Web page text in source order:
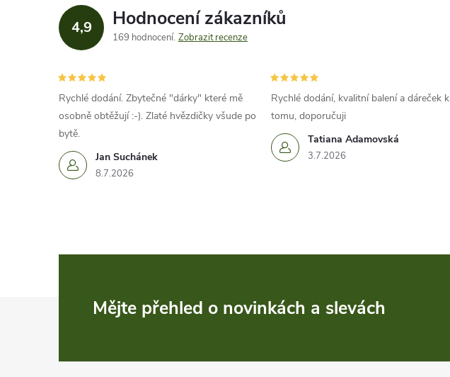
4,9 Hodnocení zákazníků
169 hodnocení Zobrazit recenze
Jan Suchánek
8.7.2026
Rychlé dodání. Zbytečné "dárky" které mě
osobně obtěžují :-). Zlaté hvězdičky všude po
bytě.
Tatiana Adamovská
3.7.2026
Rychlé dodání, kvalitní balení a dáreček k
tomu, doporučuji
Mějte přehled o novinkách a slevách